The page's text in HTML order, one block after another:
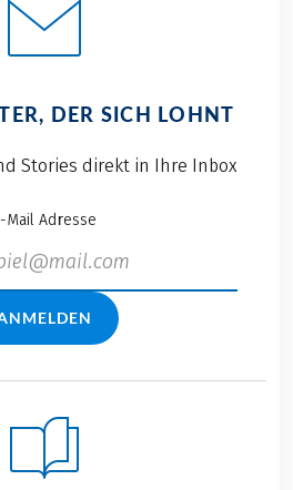
DER SICH LOHNT
Stories direkt in Ihre Inbox
Mail Adresse